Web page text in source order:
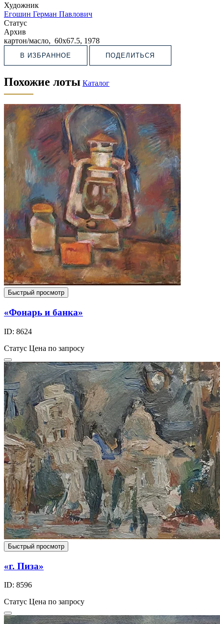
Художник
Егошин Герман Павлович
Статус
Архив
картон/масло, 60х67.5, 1978
В ИЗБРАННОЕ ПОДЕЛИТЬСЯ
Похожие лоты Каталог
Быстрый просмотр
«Фонарь и банка»
ID: 8624
Статус Цена по запросу
Быстрый просмотр
«г. Пиза»
ID: 8596
Статус Цена по запросу